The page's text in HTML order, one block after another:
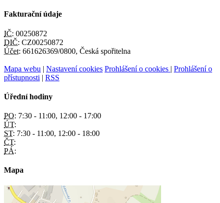
Fakturační údaje
IČ: 00250872
DIČ: CZ00250872
Účet: 661626369/0800, Česká spořitelna
Mapa webu | Nastavení cookies Prohlášení o cookies | Prohlášení o
přístupnosti | RSS
Úřední hodiny
PO: 7:30 - 11:00, 12:00 - 17:00
ÚT:
ST: 7:30 - 11:00, 12:00 - 18:00
ČT:
PÁ:
Mapa